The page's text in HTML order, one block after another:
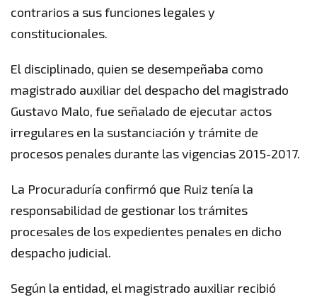
contrarios a sus funciones legales y
constitucionales.
El disciplinado, quien se desempeñaba como
magistrado auxiliar del despacho del magistrado
Gustavo Malo, fue señalado de ejecutar actos
irregulares en la sustanciación y trámite de
procesos penales durante las vigencias 2015-2017.
La Procuraduría confirmó que Ruiz tenía la
responsabilidad de gestionar los trámites
procesales de los expedientes penales en dicho
despacho judicial.
Según la entidad, el magistrado auxiliar recibió